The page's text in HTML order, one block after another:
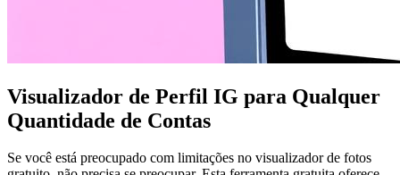
Visualizador de Perfil IG para Qualquer
Quantidade de Contas
Se você está preocupado com limitações no visualizador de fotos